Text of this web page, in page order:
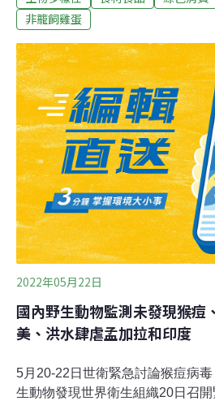
走。」食二糧創辦人楊環靜語重心
食二糧是一家「為雞倡議」的社
靜從自身做起，從在自家蓋起雞
陸續成立「友雞生活教育基地」
等，逐步拼湊出一幅「友雞藍圖
因於幾年前的食安風暴。」過去
美食的作家，寫了許多飲食文化
中分享如何吃美食，大約十年前
議，他才驚覺，自己並非真的了
麼生產，我都不知道。」意識到
越
非籠飼雞蛋
2022年05月22日
國內野生動物監測未發現猴痘
美、洪水肆虐孟加拉和印度
5月20-22日世衛緊急討論猴痘病
生動物發現世界衛生組織20日召